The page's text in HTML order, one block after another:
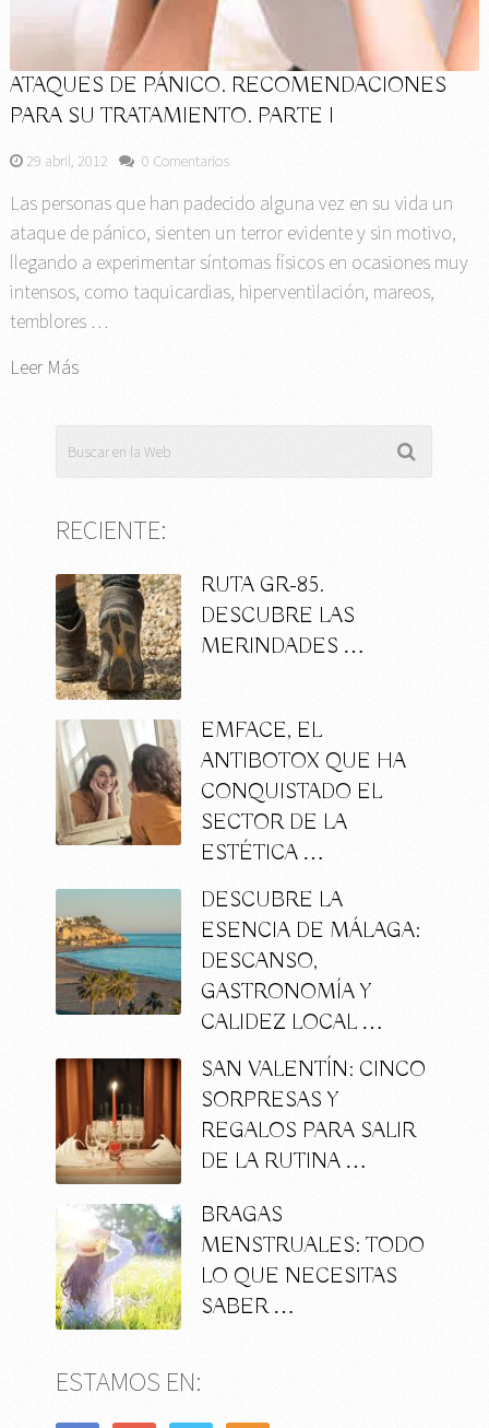
ATAQUES DE PÁNICO. RECOMENDACIONES
PARA SU TRATAMIENTO. PARTE I
29 abril, 2012 0 Comentarios
Las personas que han padecido alguna vez en su vida un
ataque de pánico, sienten un terror evidente y sin motivo,
llegando a experimentar síntomas físicos en ocasiones muy
intensos, como taquicardias, hiperventilación, mareos,
temblores …
Leer Más
RECIENTE:
RUTA GR-85.
DESCUBRE LAS
MERINDADES …
EMFACE, EL
ANTIBOTOX QUE HA
CONQUISTADO EL
SECTOR DE LA
ESTÉTICA …
DESCUBRE LA
ESENCIA DE MÁLAGA:
DESCANSO,
GASTRONOMÍA Y
CALIDEZ LOCAL …
SAN VALENTÍN: CINCO
SORPRESAS Y
REGALOS PARA SALIR
DE LA RUTINA …
BRAGAS
MENSTRUALES: TODO
LO QUE NECESITAS
SABER …
ESTAMOS EN: